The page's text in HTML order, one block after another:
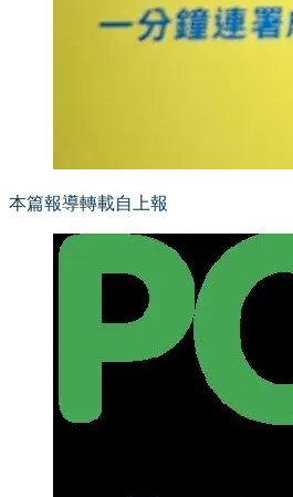
本篇報導轉載自上報